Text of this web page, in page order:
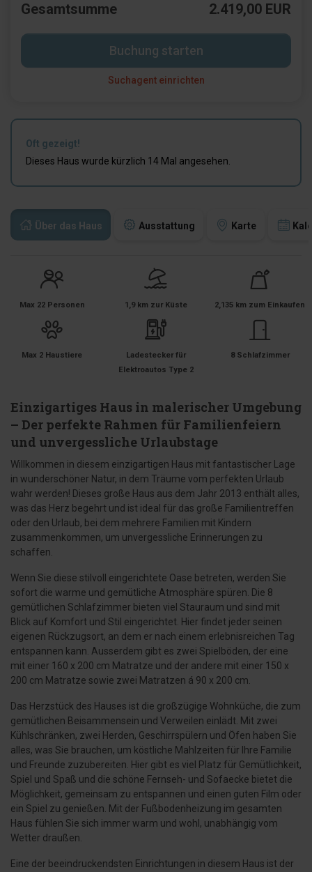
Über das Haus Ausstattung Karte
Max 22 Personen 1,9 km zur Küste 2,135 km zum Einkaufen
Max 2 Haustiere
Ladestecker für
Elektroautos Type 2
8 Schlafzimmer
Einzigartiges Haus in malerischer Umgebung
– Der perfekte Rahmen für Familienfeiern
und unvergessliche Urlaubstage
Willkommen in diesem einzigartigen Haus mit fantastischer Lage
in wunderschöner Natur, in dem Träume vom perfekten Urlaub
wahr werden! Dieses große Haus aus dem Jahr 2013 enthält alles,
was das Herz begehrt und ist ideal für das große Familientreffen
oder den Urlaub, bei dem mehrere Familien mit Kindern
zusammenkommen, um unvergessliche Erinnerungen zu
schaffen.
Wenn Sie diese stilvoll eingerichtete Oase betreten, werden Sie
sofort die warme und gemütliche Atmosphäre spüren. Die 8
gemütlichen Schlafzimmer bieten viel Stauraum und sind mit
Blick auf Komfort und Stil eingerichtet. Hier findet jeder seinen
eigenen Rückzugsort, an dem er nach einem erlebnisreichen Tag
entspannen kann. Ausserdem gibt es zwei Spielböden, der eine
mit einer 160 x 200 cm Matratze und der andere mit einer 150 x
200 cm Matratze sowie zwei Matratzen á 90 x 200 cm.
Das Herzstück des Hauses ist die großzügige Wohnküche, die zum
gemütlichen Beisammensein und Verweilen einlädt. Mit zwei
Kühlschränken, zwei Herden, Geschirrspülern und Öfen haben Sie
alles, was Sie brauchen, um köstliche Mahlzeiten für Ihre Familie
und Freunde zuzubereiten. Hier gibt es viel Platz für Gemütlichkeit,
Spiel und Spaß und die schöne Fernseh- und Sofaecke bietet die
Möglichkeit, gemeinsam zu entspannen und einen guten Film oder
ein Spiel zu genießen. Mit der Fußbodenheizung im gesamten
Haus fühlen Sie sich immer warm und wohl, unabhängig vom
Wetter draußen.
Eine der beeindruckendsten Einrichtungen in diesem Haus ist der
Gesamtsumme 2.419,00 EUR
Buchung starten
Suchagent einrichten
Oft gezeigt!
Dieses Haus wurde kürzlich 14 Mal angesehen.